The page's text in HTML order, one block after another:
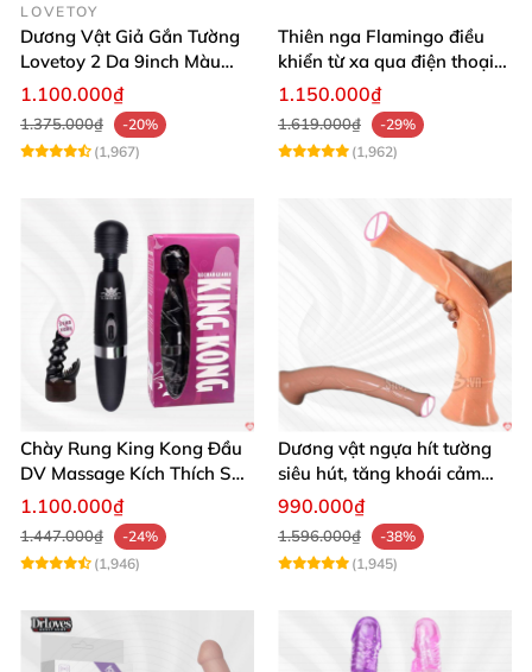
LOVETOY
Dương Vật Giả Gắn Tường
Lovetoy 2 Da 9inch Màu
Flesh Hàng Chính Hãng
1.100.000₫
1.375.000₫
-20%
(1,967)
Thiên nga Flamingo điều
khiển từ xa qua điện thoại
cực dễ dàng
1.150.000₫
1.619.000₫
-29%
(1,962)
Chày Rung King Kong Đầu
DV Massage Kích Thích Sâu
Mạnh Mẽ
1.100.000₫
1.447.000₫
-24%
(1,946)
Dương vật ngựa hít tường
siêu hút, tăng khoái cảm
tận hưởng
990.000₫
1.596.000₫
-38%
(1,945)